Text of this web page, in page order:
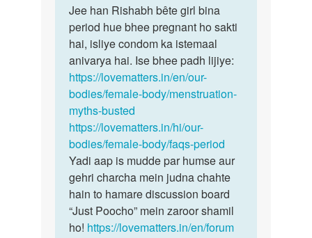
to
Ager
ldki
ko
periyads
nhi
h…
by
Rishabh
Jee
han
Rishabh
bête
girl…
Jee han Rishabh bête girl bina
period hue bhee pregnant ho sakti
hai, isliye condom ka istemaal
anivarya hai. Ise bhee padh lijiye:
https://lovematters.in/en/our-
bodies/female-body/menstruation-
myths-busted
https://lovematters.in/hi/our-
bodies/female-body/faqs-period
Yadi aap is mudde par humse aur
gehri charcha mein judna chahte
hain to hamare discussion board
“Just Poocho” mein zaroor shamil
ho! https://lovematters.in/en/forum